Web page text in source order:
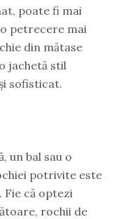
poate fi mai
petrecere mai
din mătase
jachetă stil
sofisticat.
un bal sau o
potrivite este
Fie că optezi
rochii de